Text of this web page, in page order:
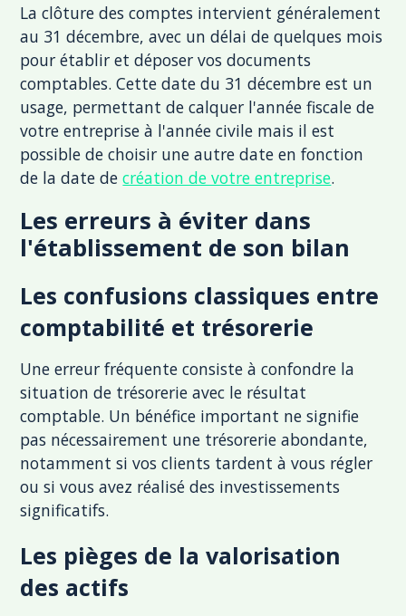
La clôture des comptes intervient généralement
au 31 décembre, avec un délai de quelques mois
pour établir et déposer vos documents
comptables. Cette date du 31 décembre est un
usage, permettant de calquer l'année fiscale de
votre entreprise à l'année civile mais il est
possible de choisir une autre date en fonction
de la date decréation de votre entreprise.
Les erreurs à éviter dans
l'établissement de son bilan
Les confusions classiques entre
comptabilité et trésorerie
Une erreur fréquente consiste à confondre la
situation de trésorerie avec le résultat
comptable. Un bénéfice important ne signifie
pas nécessairement une trésorerie abondante,
notamment si vos clients tardent à vous régler
ou si vous avez réalisé des investissements
significatifs.
Les pièges de la valorisation
des actifs